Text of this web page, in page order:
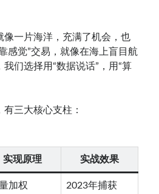
像一片海洋，充满了机会，也
感觉”交易，就像在海上盲目航
们选择用“数据说话”，用“算
三大核心支柱：
实现原理 实战效果
加权
2023年捕获